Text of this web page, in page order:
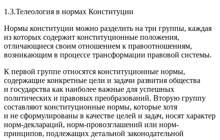
1.3.Телеология в нормах Конституции
Нормы конституции можно разделить на три группы, каждая
из которых содержит конституционные положения,
отличающиеся своим отношением к правоотношениям,
возникающим в процессе трансформации правовой системы.
К первой группе относятся конституционные нормы,
содержащие конкретные цели и задачи развития общества
и государства как наиболее важные для успешных
политических и правовых преобразований. Вторую группу
составляют конституционные нормы, которые хотя
и не сформулированы в качестве целей и задач, носят характер
норм-деклараций, норм-провозглашений или норм-
принципов, подлежащих детальной законодательной